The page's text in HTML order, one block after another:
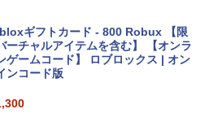
ース Dell NEC Lavie ASUS HP dyna
ギフトカード - 800 Robux 【限
ーチャルアイテムを含む】 【オンラ
ゲームコード】 ロブロックス | オン
ンコード版